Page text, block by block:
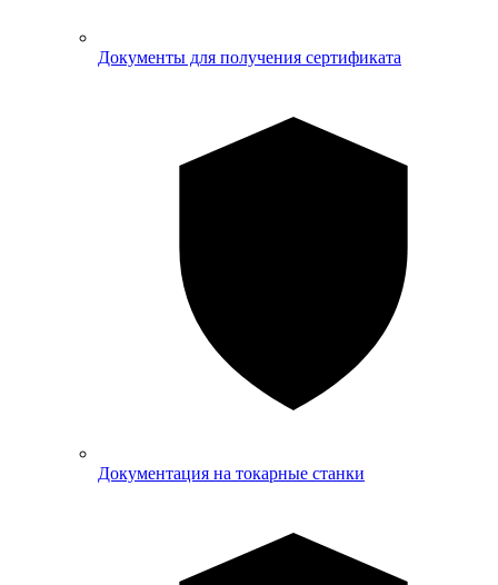
Документы для получения сертификата
Документация на токарные станки